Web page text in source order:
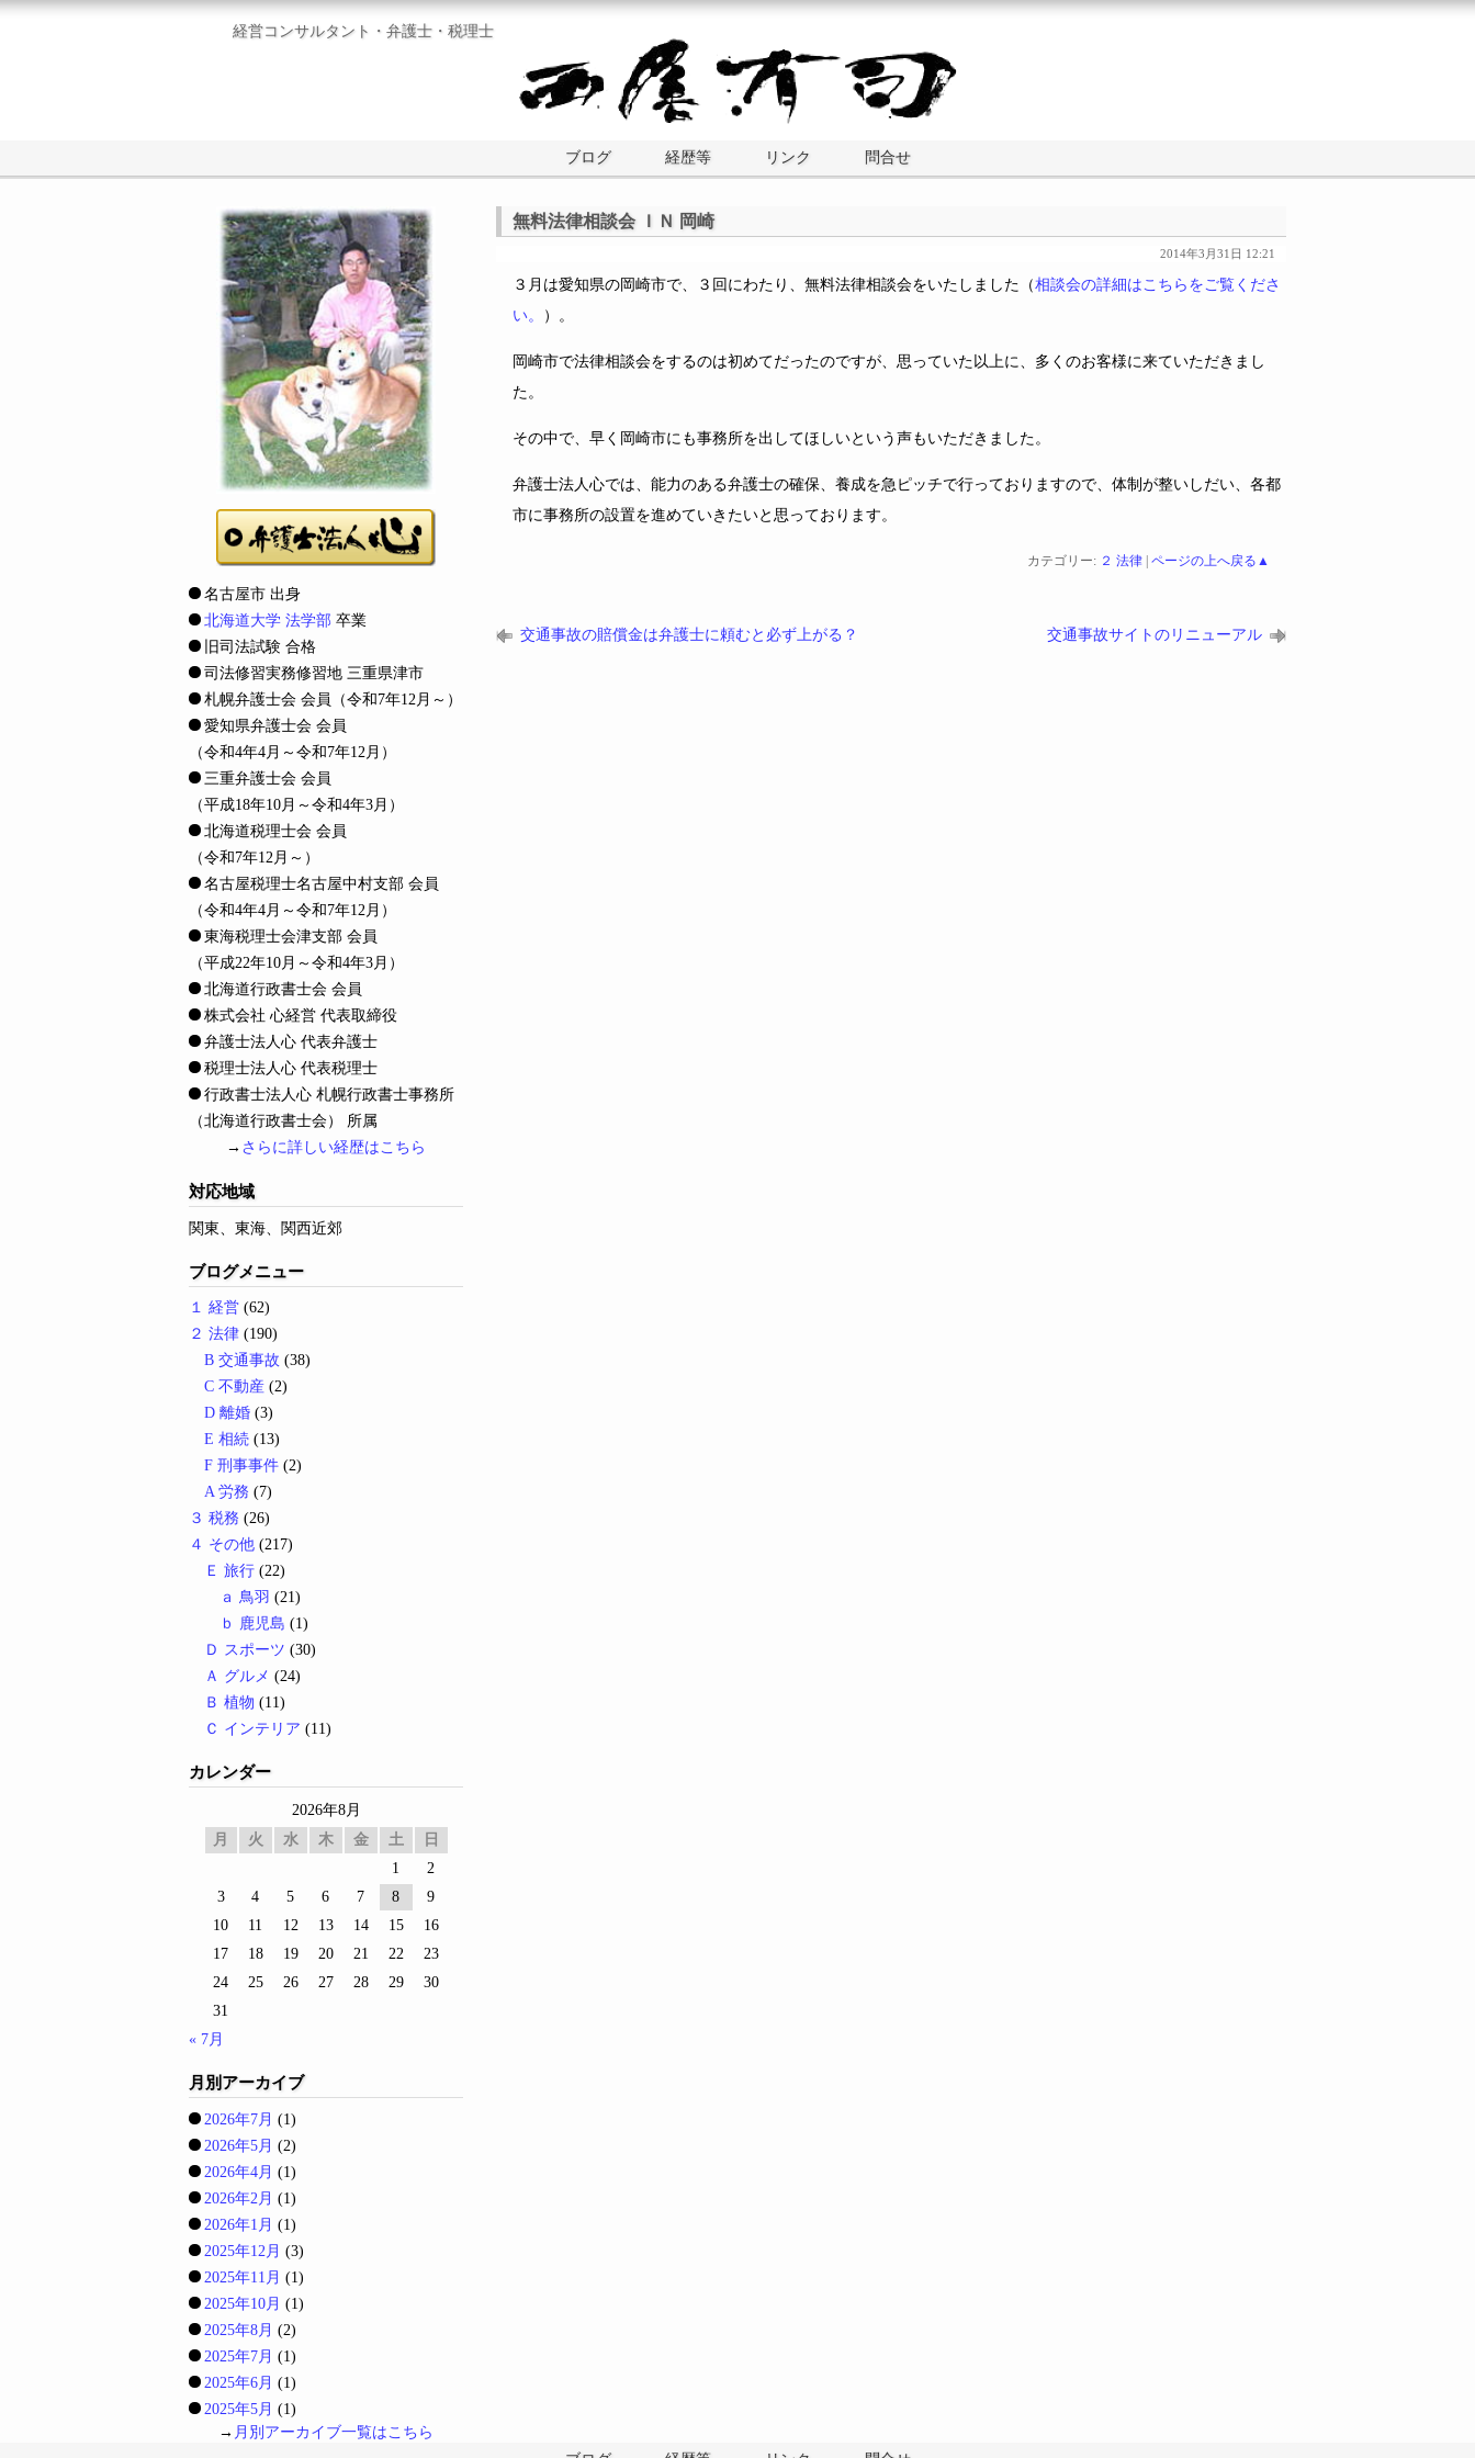
経営コンサルタント・弁護士・税理士
ブログ 経歴等 リンク 問合せ
無料法律相談会 ＩＮ 岡崎
2014年3月31日 12:21
３月は愛知県の岡崎市で、３回にわたり、無料法律相談会をいたしました（相談会の詳細はこちらをご覧くださ
い。
）。
岡崎市で法律相談会をするのは初めてだったのですが、思っていた以上に、多くのお客様に来ていただきまし
た。
その中で、早く岡崎市にも事務所を出してほしいという声もいただきました。
弁護士法人心では、能力のある弁護士の確保、養成を急ピッチで行っておりますので、体制が整いしだい、各都
市に事務所の設置を進めていきたいと思っております。
カテゴリー: ２ 法律 ページの上へ戻る▲
交通事故の賠償金は弁護士に頼むと必ず上がる？ 交通事故サイトのリニューアル
名古屋市 出身
北海道大学 法学部 卒業
旧司法試験 合格
司法修習実務修習地 三重県津市
札幌弁護士会 会員
（令和7年12月～）
愛知県弁護士会 会員
（令和4年4月～令和7年12月）
三重弁護士会 会員
（平成18年10月～令和4年3月）
北海道税理士会 会員
（令和7年12月～）
名古屋税理士名古屋中村支部 会員
（令和4年4月～令和7年12月）
東海税理士会津支部 会員
（平成22年10月～令和4年3月）
北海道行政書士会 会員
株式会社 心経営 代表取締役
弁護士法人心 代表弁護士
税理士法人心 代表税理士
行政書士法人心 札幌行政書士事務所
（北海道行政書士会） 所属
→ さらに詳しい経歴はこちら
対応地域
関東、東海、関西近郊
ブログメニュー
１ 経営 (62)
２ 法律 (190)
B 交通事故 (38)
C 不動産 (2)
D 離婚 (3)
E 相続 (13)
F 刑事事件 (2)
A 労務 (7)
３ 税務 (26)
４ その他 (217)
Ｅ 旅行 (22)
ａ 鳥羽 (21)
ｂ 鹿児島 (1)
Ｄ スポーツ (30)
Ａ グルメ (24)
Ｂ 植物 (11)
Ｃ インテリア (11)
カレンダー
2026年8月
月
火 水 木 金 土
日
1
2
3
4 5 6 7 8
9
10
11 12 13 14 15
16
17
18 19 20 21 22
23
24
25 26 27 28 29
30
31
« 7月
月別アーカイブ
2026年7月 (1)
2026年5月 (2)
2026年4月 (1)
2026年2月 (1)
2026年1月 (1)
2025年12月 (3)
2025年11月 (1)
2025年10月 (1)
2025年8月 (2)
2025年7月 (1)
2025年6月 (1)
2025年5月 (1)
→ 月別アーカイブ一覧はこちら